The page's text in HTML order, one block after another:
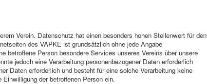
Verein. Datenschutz hat einen besonders hohen Stellenwert für den
des VAPKE ist grundsätzlich ohne jede Angabe
betroffene Person besondere Services unseres Vereins über unsere
jedoch eine Verarbeitung personenbezogener Daten erforderlich
Daten erforderlich und besteht für eine solche Verarbeitung keine
der betroffenen Person ein.